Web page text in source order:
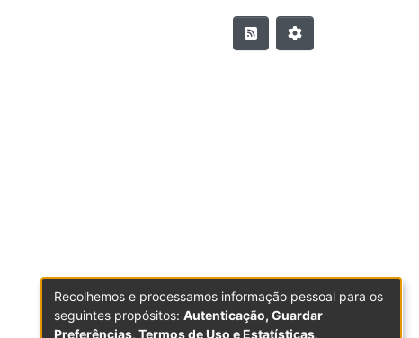
Recolhemos e processamos informação pessoal para os
seguintes propósitos: Autenticação, Guardar
Preferências, Termos de Uso e Estatísticas.